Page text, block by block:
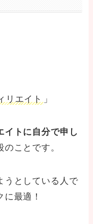
リエイト 」
イトに自分で申し
ことです。
うとしている人で
最適！